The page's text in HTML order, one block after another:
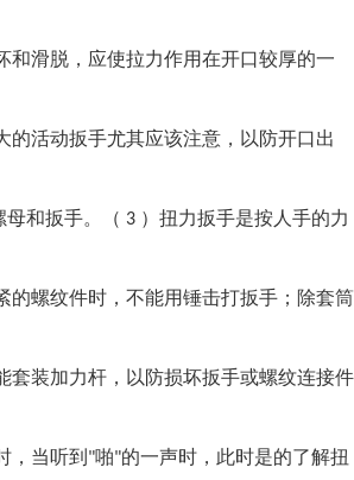
和滑脱，应使拉力作用在开口较厚的一
的活动扳手尤其应该注意，以防开口出
母和扳手。（ 3 ）扭力扳手是按人手的力
的螺纹件时，不能用锤击打扳手；除套筒
套装加力杆，以防损坏扳手或螺纹连接件
，当听到 "啪"的一声时，此时是的了解扭